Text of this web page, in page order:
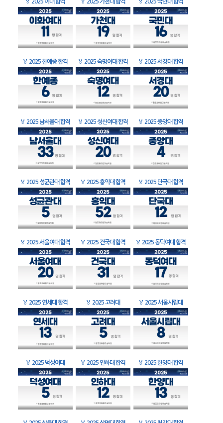
🏅 2025 이대 합격 🏅 2025 가천대 합격 🏅 2025 국민대 합격
🏅 2025 한예종 합격 🏅 2025 숙명여대 합격 🏅 2025 서경대 합격
🏅 2025 남서울대 합격 🏅 2025 성신여대 합격 🏅 2025 중앙대 합격
🏅 2025 성균관대 합격 🏅 2025 홍익대 합격 🏅 2025 단국대 합격
🏅 2025 서울여대 합격 🏅 2025 건국대 합격 🏅 2025 동덕여대 합격
🏅 2025 연세대 합격 🏅 2025 고려대 🏅 2025 서울시립대
🏅 2025 덕성여대 🏅 2025 인하대 합격 🏅 2025 한양대 합격